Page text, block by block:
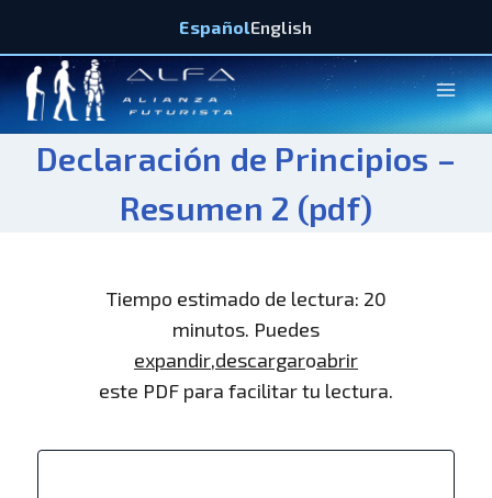
Declaración de Principios –
Resumen 2 (pdf)
Tiempo estimado de lectura: 20
minutos. Puedes
expandir,descargaroabrir
este PDF para facilitar tu lectura.
EspañolEnglish